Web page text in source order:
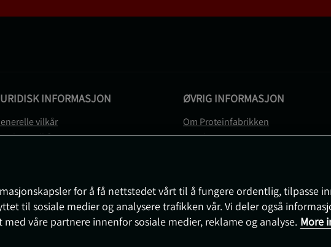
INFORMASJON
vilkår
Medlemsvilkår
Prisløfte
om angrerett og reklamasjon
ØVRIG INFORMASJON
Om Proteinfabrikken
Gavekort
for å få nettstedet vårt til å fungere ordentlig, tilpasse
til sosiale medier og analysere trafikken vår. Vi deler også
våre partnere innenfor sosiale medier, reklame og analyse. More